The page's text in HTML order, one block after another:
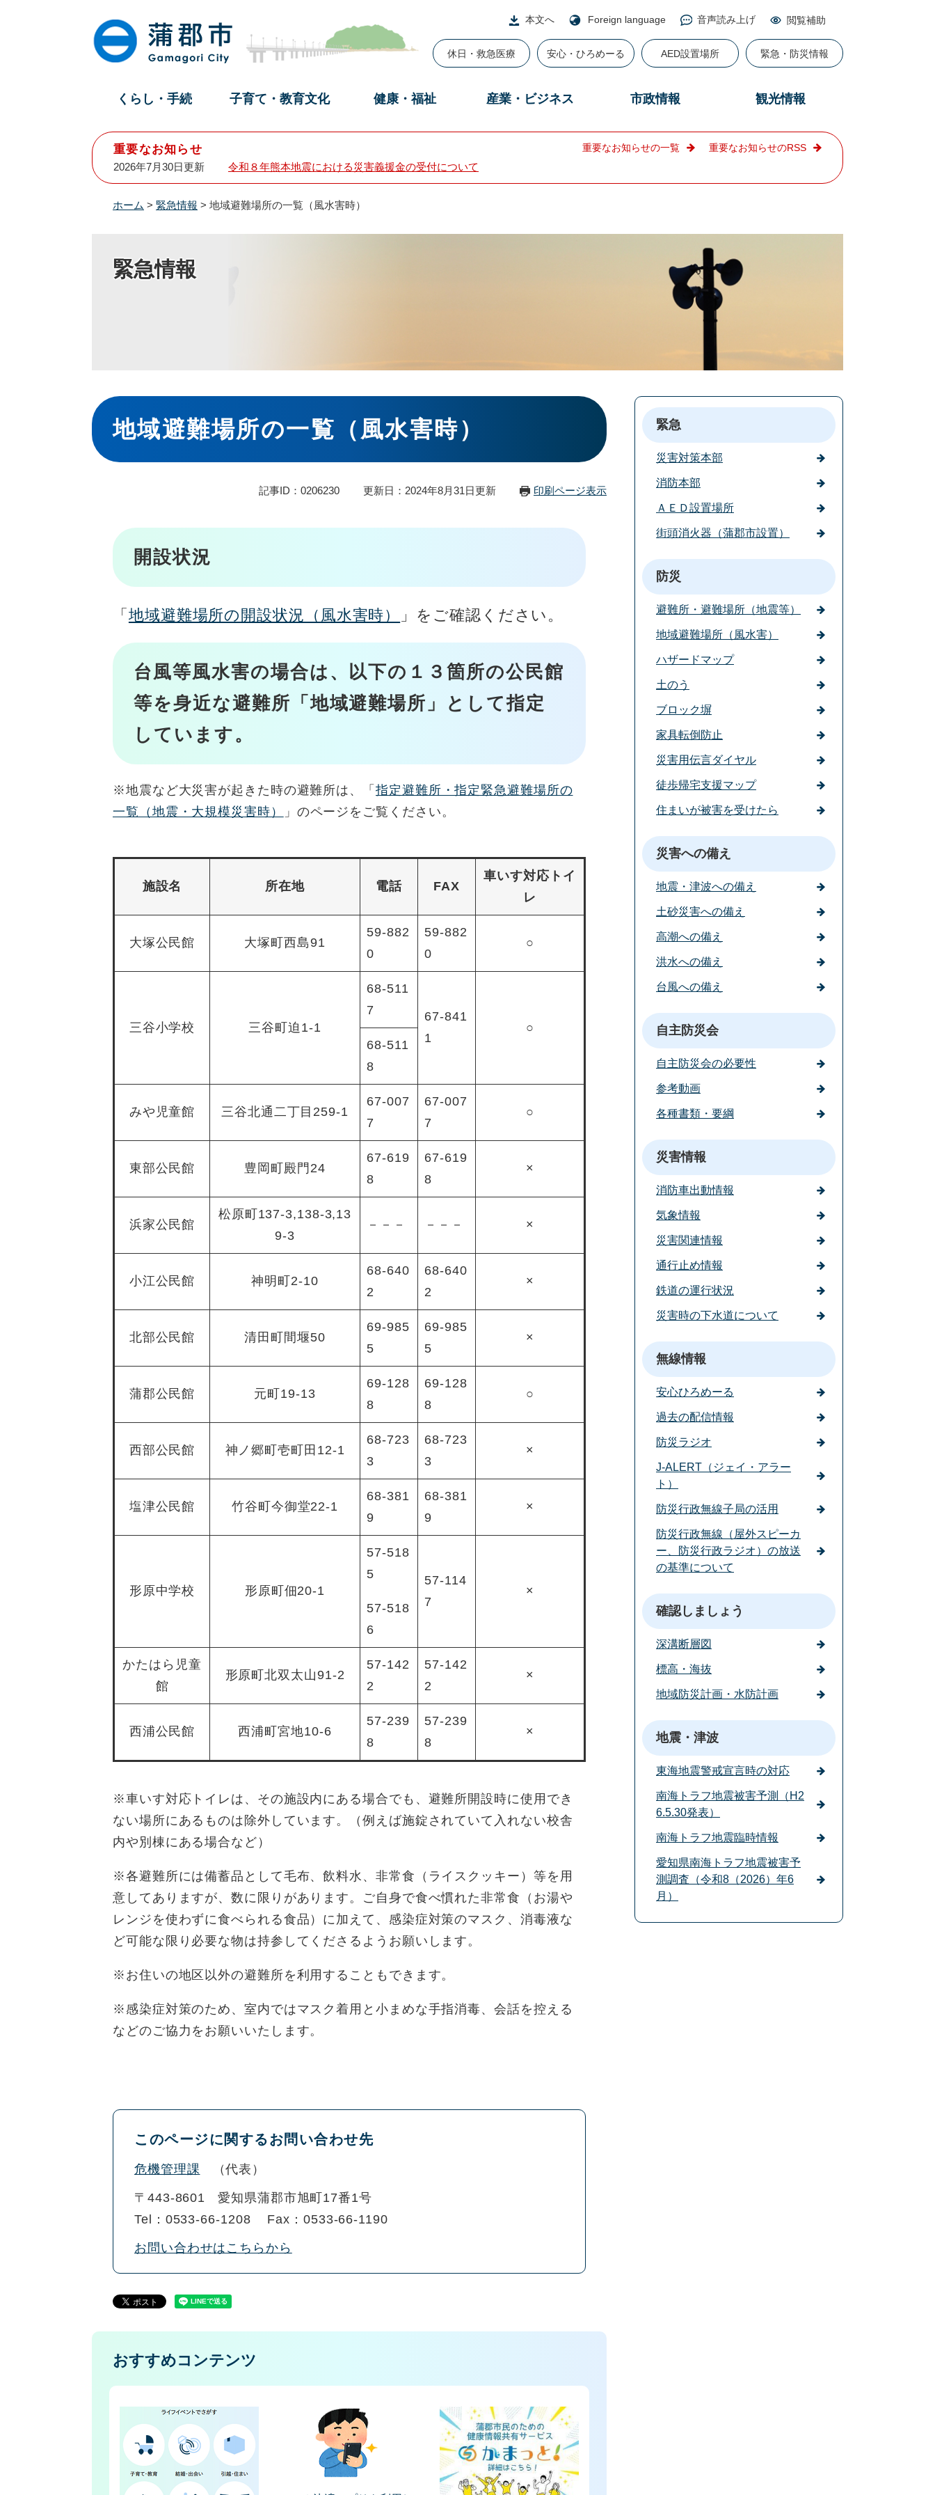
本文へ Foreign language 音声読み上げ 閲覧補助
休日・救急医療 安心・ひろめーる AED設置場所 緊急・防災情報
くらし・手続 子育て・教育文化 健康・福祉 産業・ビジネス 市政情報 観光情報
重要なお知らせ
2026年7月30日更新 令和８年熊本地震における災害義援金の受付について
重要なお知らせの一覧 重要なお知らせのRSS
ホーム > 緊急情報 > 地域避難場所の一覧（風水害時）
緊急情報
本
文
地域避難場所の一覧（風水害時）
記事ID：0206230 更新日：2024年8月31日更新 印刷ページ表示
開設状況
「 地域避難場所の開設状況（風水害時） 」をご確認ください。
台風等風水害の場合は 、以下の１３箇所の公民館
等を身近な避難所「地域避難場所」として指定
しています。
※地震など大災害が起きた時の避難所は、「 指定避難所・指定緊急避難場所の
一覧（地震・大規模災害時）
」のページをご覧ください。
施設名 所在地 電話 FAX
車いす対応トイ
レ
大塚公民館 大塚町西島91
59-882
0
59-882
0
○
三谷小学校 三谷町迫1-1
68-511
7
67-841
1
○
68-511
8
みや児童館 三谷北通二丁目259-1
67-007
7
67-007
7
○
東部公民館 豊岡町殿門24
67-619
8
67-619
8
×
浜家公民館
松原町137-3,138-3,13
9-3
－－－ －－－ ×
小江公民館 神明町2-10
68-640
2
68-640
2
×
北部公民館 清田町間堰50
69-985
5
69-985
5
×
蒲郡公民館 元町19-13
69-128
8
69-128
8
○
西部公民館 神ノ郷町壱町田12-1
68-723
3
68-723
3
×
塩津公民館 竹谷町今御堂22-1
68-381
9
68-381
9
×
形原中学校 形原町佃20-1
57-518
5
57-518
6
57-114
7
×
かたはら児童
館
形原町北双太山91-2
57-142
2
57-142
2
×
西浦公民館 西浦町宮地10-6
57-239
8
57-239
8
×
※車いす対応トイレは、その施設内にある場合でも、避難所開設時に使用でき
ない場所にあるものは除外しています。（例えば施錠されていて入れない校舎
内や別棟にある場合など）
※各避難所には備蓄品として毛布、飲料水、非常食（ライスクッキー）等を用
意してありますが、数に限りがあります。ご自身で食べ慣れた非常食（お湯や
レンジを使わずに食べられる食品）に加えて、感染症対策のマスク、消毒液な
ど可能な限り必要な物は持参してくださるようお願いします。
※お住いの地区以外の避難所を利用することもできます。
※感染症対策のため、室内ではマスク着用と小まめな手指消毒、会話を控える
などのご協力をお願いいたします。
このページに関するお問い合わせ先
危機管理課 代表
〒443-8601
愛知県蒲郡市旭町17番1号
Tel：0533-66-1208
Fax：0533-66-1190
お問い合わせはこちらから
おすすめコンテンツ
緊急
災害対策本部
消防本部
ＡＥＤ設置場所
街頭消火器（蒲郡市設置）
防災
避難所・避難場所（地震等）
地域避難場所（風水害）
ハザードマップ
土のう
ブロック塀
家具転倒防止
災害用伝言ダイヤル
徒歩帰宅支援マップ
住まいが被害を受けたら
災害への備え
地震・津波への備え
土砂災害への備え
高潮への備え
洪水への備え
台風への備え
自主防災会
自主防災会の必要性
参考動画
各種書類・要綱
災害情報
消防車出動情報
気象情報
災害関連情報
通行止め情報
鉄道の運行状況
災害時の下水道について
無線情報
安心ひろめーる
過去の配信情報
防災ラジオ
J-ALERT（ジェイ・アラー
ト）
防災行政無線子局の活用
防災行政無線（屋外スピーカ
ー、防災行政ラジオ）の放送
の基準について
確認しましょう
深溝断層図
標高・海抜
地域防災計画・水防計画
地震・津波
東海地震警戒宣言時の対応
南海トラフ地震被害予測（H2
6.5.30発表）
南海トラフ地震臨時情報
愛知県南海トラフ地震被害予
測調査（令和8（2026）年6
月）